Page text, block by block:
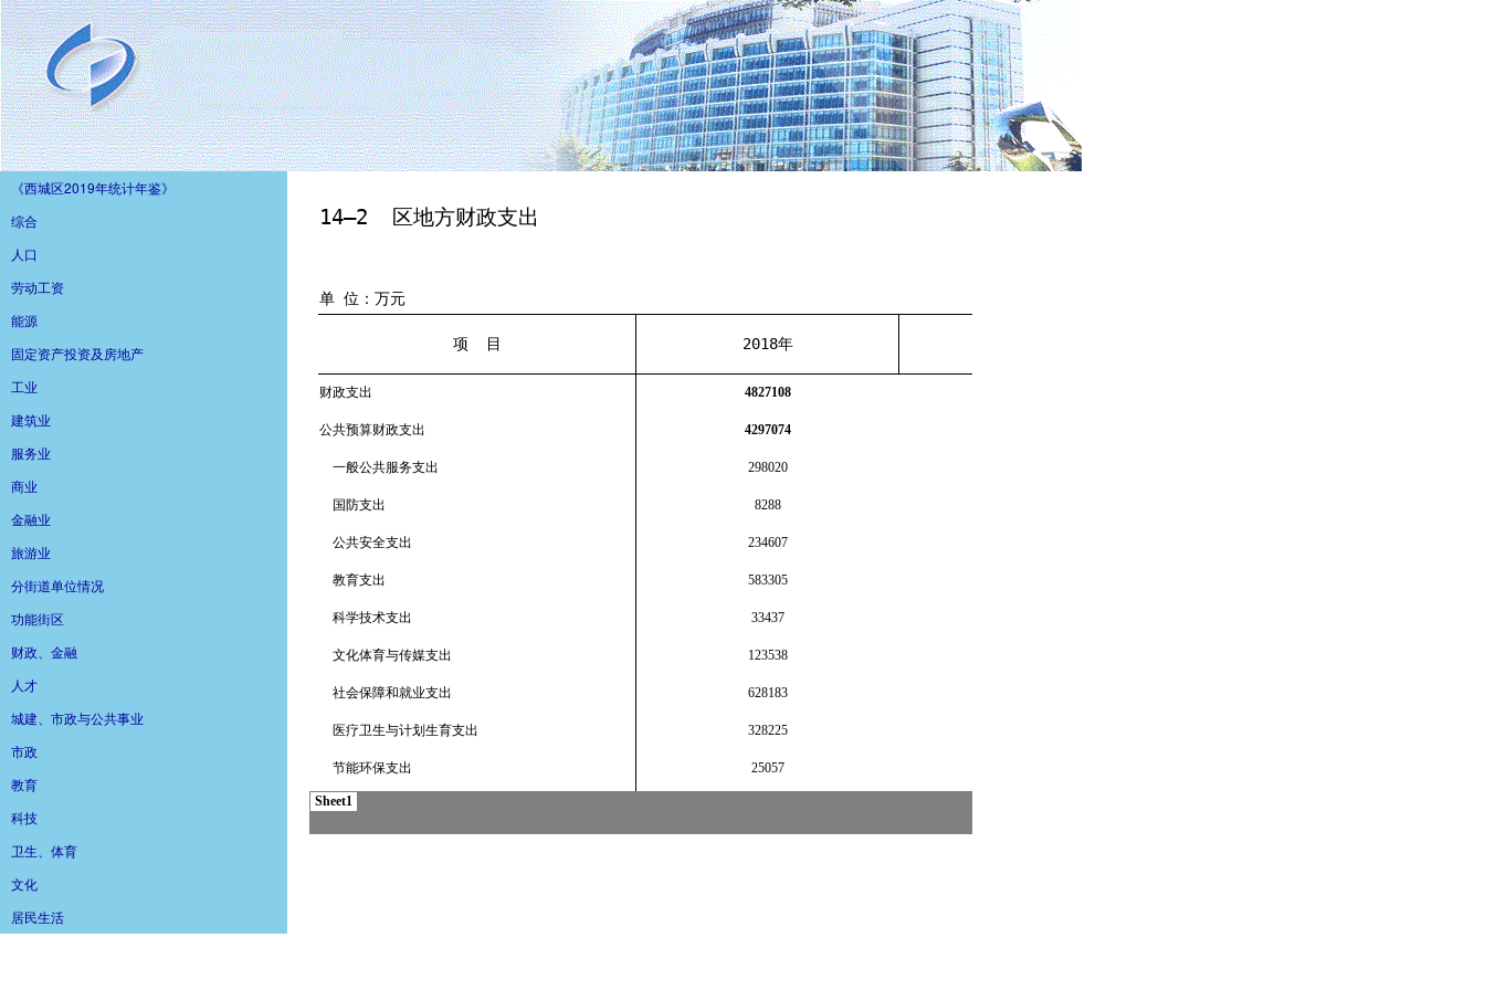
《西城区2019年统计年鉴》
综合
人口
劳动工资
能源
固定资产投资及房地产
工业
建筑业
服务业
商业
金融业
旅游业
分街道单位情况
功能街区
财政、金融
人才
城建、市政与公共事业
市政
教育
科技
卫生、体育
文化
居民生活